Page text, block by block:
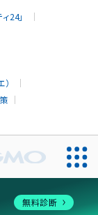
24」
お問い合わせ
無料診断